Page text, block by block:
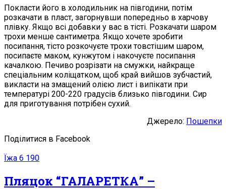
Покласти його в холодильник на півгодини, потім
розкачати в пласт, загорнувши попередньо в харчову
плівку. Якщо всі добавки у вас в тісті. Розкачати шаром
трохи менше сантиметра. Якщо хочете зробити
посипання, тісто розкочуєте трохи товстішим шаром,
посипаєте маком, кунжутом і накочуєте посипання
качалкою. Печиво розрізати на смужки, найкраще
спеціальним коліщатком, щоб край вийшов зубчастий,
викласти на змащений олією лист і випікати при
температурі 200-220 градусів близько півгодини. Сир
для приготування потрібен сухий.
Джерело: Пошепки
Поділитися в Facebook
Їжа 6 190
Пляцок “ГАЛАРЕТКА” –